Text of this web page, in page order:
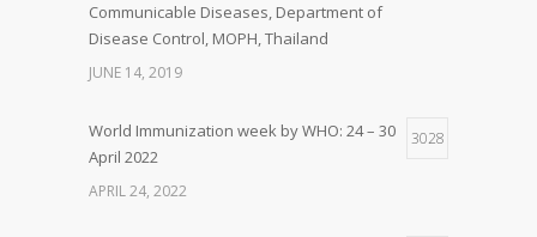
Communicable Diseases, Department of
Disease Control, MOPH, Thailand
JUNE 14, 2019
World Immunization week by WHO: 24 – 30
April 2022
3028
APRIL 24, 2022